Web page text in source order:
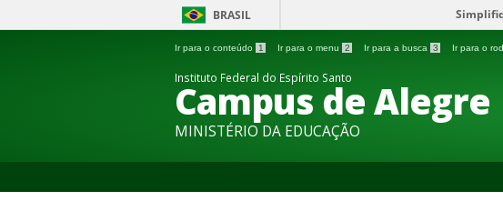
BRASIL
Ir para o conteúdo 1 Ir para o menu 2 Ir para a busca 3 Ir para o
Instituto Federal do Espírito Santo
Campus de Alegre
MINISTÉRIO DA EDUCAÇÃO